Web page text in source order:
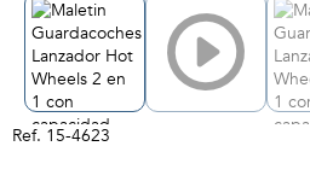
Ref. 15-4623